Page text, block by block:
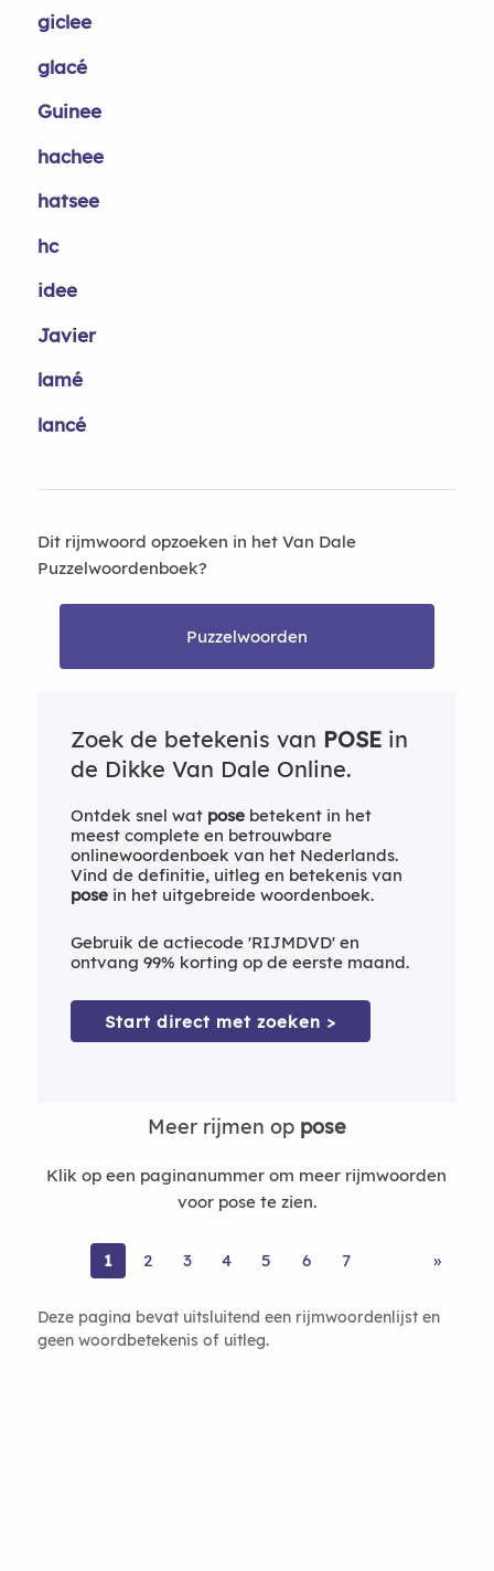
giclee
glacé
Guinee
hachee
hatsee
hc
idee
Javier
lamé
lancé
Dit rijmwoord opzoeken in het Van Dale
Puzzelwoordenboek?
Puzzelwoorden
Zoek de betekenis van POSEin
de Dikke Van Dale Online.
Ontdek snel wat posebetekent in het
meest complete en betrouwbare
onlinewoordenboek van het Nederlands.
Vind de definitie, uitleg en betekenis van
posein het uitgebreide woordenboek.
Gebruik de actiecode 'RIJMDVD' en
ontvang 99% korting op de eerste maand.
Start direct met zoeken >
Meer rijmen op pose
Klik op een paginanummer om meer rijmwoorden
voor pose te zien.
1 2 3 4 5 6 7 »
Deze pagina bevat uitsluitend een rijmwoordenlijst en
geen woordbetekenis of uitleg.